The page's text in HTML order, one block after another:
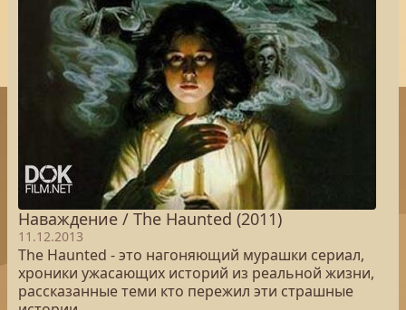
Наваждение / The Haunted (2011)
11.12.2013
The Haunted - это нагоняющий мурашки сериал,
хроники ужасающих историй из реальной жизни,
рассказанные теми кто пережил эти страшные